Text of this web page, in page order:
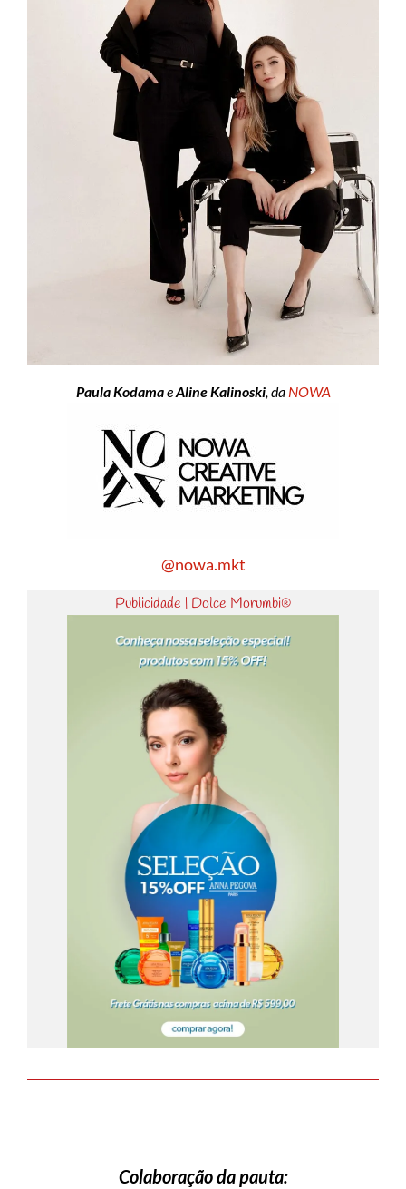
Paula KodamaeAline Kalinoski, da NOWA
@nowa.mkt
Publicidade | Dolce Morumbi®
Colaboração da pauta: